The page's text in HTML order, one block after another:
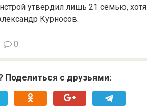
утвердил лишь 21 семью, хотя
Курносов.
0
Поделиться с друзьями: